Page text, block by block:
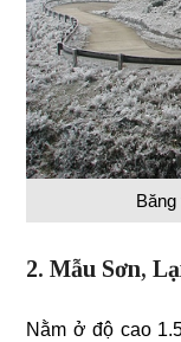
2. Mẫu Sơn,
Nằm ở độ cao